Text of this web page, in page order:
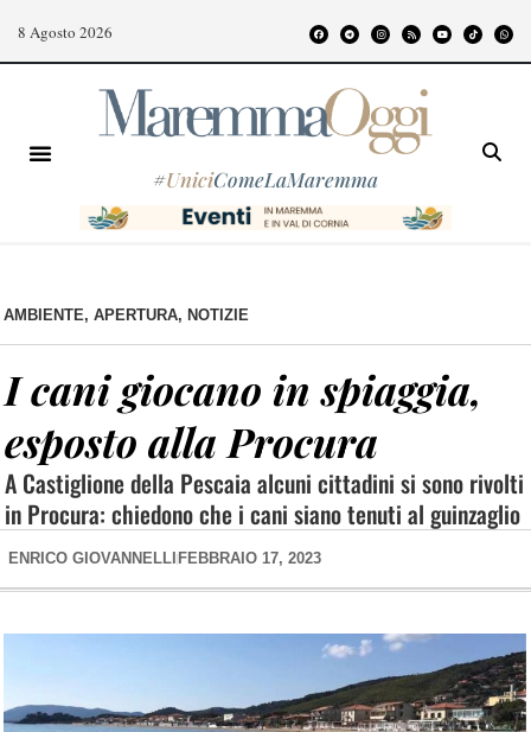
8 Agosto 2026
#UniciComeLaMaremma
AMBIENTE, APERTURA, NOTIZIE
I cani giocano in spiaggia,
esposto alla Procura
A Castiglione della Pescaia alcuni cittadini si sono rivolti
in Procura: chiedono che i cani siano tenuti al guinzaglio
ENRICO GIOVANNELLI FEBBRAIO 17, 2023